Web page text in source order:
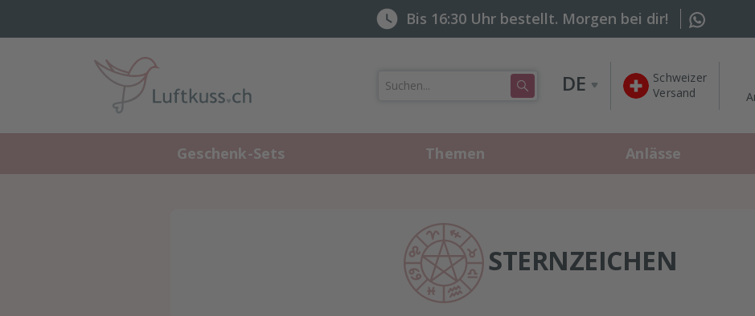
Bis 16:30 Uhr bestellt. Morgen bei dir!
DE
Schweizer
Versand
Geschenk-Sets Themen Anlässe
STERNZEICHEN